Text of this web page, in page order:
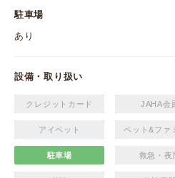
駐車場
あり
設備・取り扱い
クレジットカード JAHA会
アイペット ペット&ファ
駐車場 救急・夜